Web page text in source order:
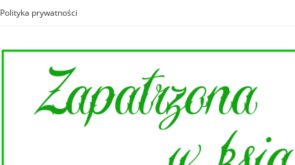
Polityka prywatności